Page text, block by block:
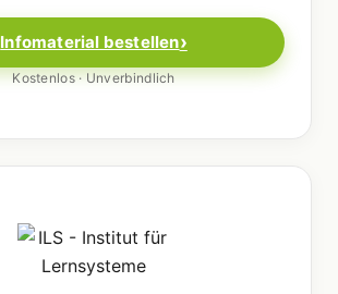
Infomaterial bestellen
Kostenlos · Unverbindlich